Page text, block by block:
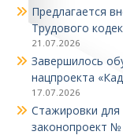
Предлагается
Трудового
21.07.2026
Завершилось
нацпроекта
17.07.2026
Стажировки для
законопроект №